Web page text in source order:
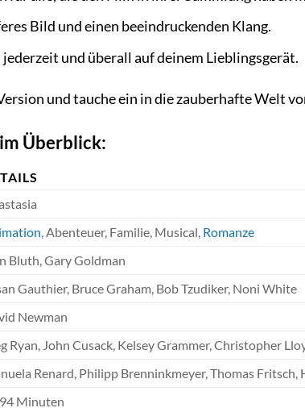
Bild und einen beeindruckenden Klang.
und überall auf deinem Lieblingsgerät.
und tauche ein in die zauberhafte Welt
Überblick:
, Abenteuer, Familie, Musical, Romanze
Bluth, Gary Goldman
Gauthier, Bruce Graham, Bob Tzudiker, Noni White
Newman
Ryan, John Cusack, Kelsey Grammer, Christopher
Renard, Philipp Brenninkmeyer, Thomas Fritsch,
Minuten